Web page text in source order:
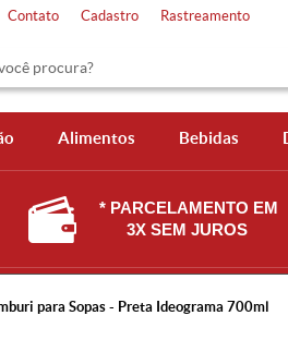
Contato Cadastro Rastreamento
Alimentos Bebidas
* PARCELAMENTO EM
3X SEM JUROS
para Sopas - Preta Ideograma 700ml